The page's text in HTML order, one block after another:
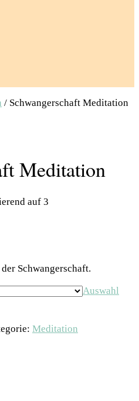
/ Schwangerschaft Meditation
Meditation
auf 3
Schwangerschaft.
Auswahl
Meditation